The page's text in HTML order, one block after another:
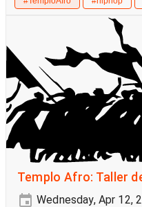
Templo Afro: Taller
Wednesday, Apr 12,